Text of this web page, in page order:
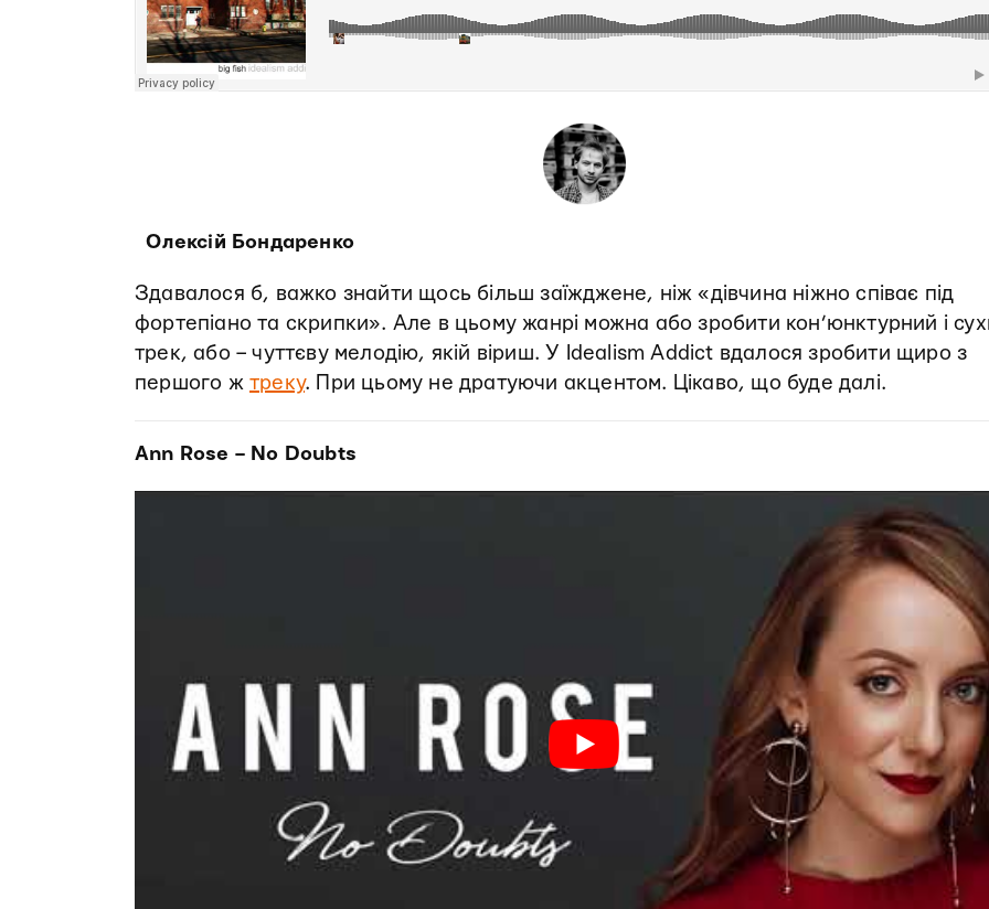
Олексій Бондаренко
Здавалося б, важко знайти щось більш заїжджене, ніж «дівчина ніжно співає під
фортепіано та скрипки». Але в цьому жанрі можна або зробити кон’юнктурний і
трек, або – чуттєву мелодію, якій віриш. У Idealism Addict вдалося зробити щиро з
першого ж треку. При цьому не дратуючи акцентом. Цікаво, що буде далі.
Ann Rose – No Doubts